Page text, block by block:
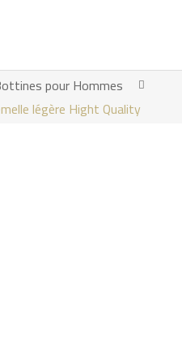
pour Hommes
légère Hight Quality